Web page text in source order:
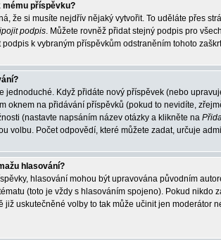
mému příspěvku?
že si musíte nejdřív nějaký vytvořit. To uděláte přes
podpis. Můžete rovněž přidat stejný podpis pro
k vybraným příspěvkům odstraněním tohoto
jednoduché. Když přidáte nový příspěvek (nebo
oknem na přidávání příspěvků (pokud to nevidíte,
(nastavte napsáním název otázky a klikněte na
volbu. Počet odpovědí, které můžete zadat, určuje
hlasování?
hlasování mohou být upravována původním
(toto je vždy s hlasováním spojeno). Pokud
již uskutečněné volby to tak může učinit jen moderátor